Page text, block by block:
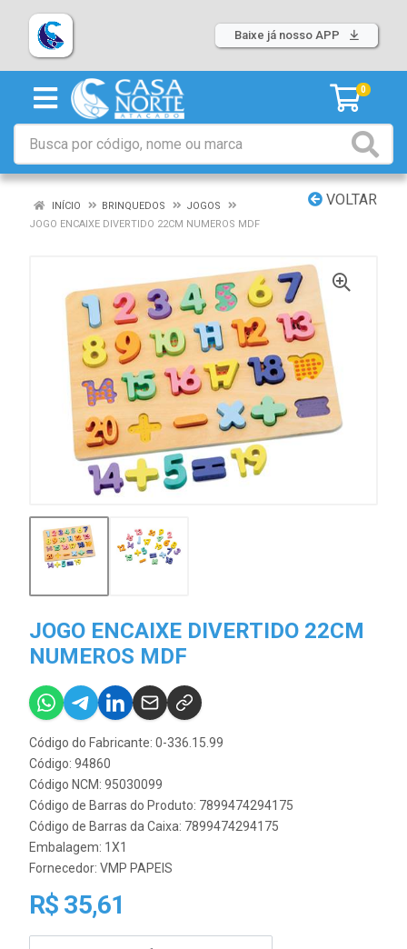
Baixe já nosso APP
0
VOLTAR
INÍCIO BRINQUEDOS
JOGOS
JOGO ENCAIXE DIVERTIDO 22CM NUMEROS MDF
JOGO ENCAIXE DIVERTIDO 22CM
NUMEROS MDF
Código do Fabricante: 0-336.15.99
Código: 94860
Código NCM: 95030099
Código de Barras do Produto: 7899474294175
Código de Barras da Caixa: 7899474294175
Embalagem: 1X1
Fornecedor: VMP PAPEIS
R$ 35,61